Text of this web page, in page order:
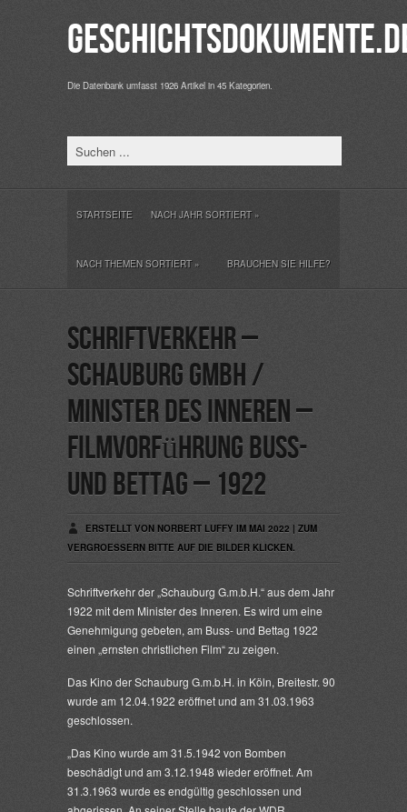
Die Datenbank umfasst 1926 Artikel in 45 Kategorien.
STARTSEITE NACH JAHR SORTIERT»
NACH THEMEN SORTIERT» BRAUCHEN SIE HILFE?
Schriftverkehr –
Schauburg GmbH /
Minister des Inneren –
Filmvorführung Buss-
und Bettag – 1922
ERSTELLT VON NORBERT LUFFY IM MAI 2022 | ZUM
VERGROESSERN BITTE AUF DIE BILDER KLICKEN.
Schriftverkehr der „Schauburg G.m.b.H.“ aus dem Jahr
1922 mit dem Minister des Inneren. Es wird um eine
Genehmigung gebeten, am Buss- und Bettag 1922
einen „ernsten christlichen Film“ zu zeigen.
Das Kino der Schauburg G.m.b.H. in Köln, Breitestr. 90
wurde am 12.04.1922 eröffnet und am 31.03.1963
geschlossen.
„Das Kino wurde am 31.5.1942 von Bomben
beschädigt und am 3.12.1948 wieder eröffnet. Am
31.3.1963 wurde es endgültig geschlossen und